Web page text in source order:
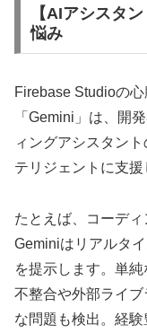
【AIアシスタ
悩み
Firebase Studioの
「Gemini」は、開
ィングアシスタン
テリジェントに支援
たとえば、コーディ
Geminiはリアルタ
を提示します。単
不整合や外部ライ
な問題も検出。経